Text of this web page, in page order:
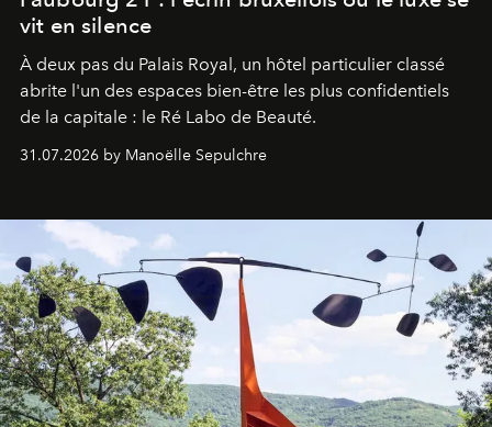
vit en silence
À deux pas du Palais Royal, un hôtel particulier classé
abrite l'un des espaces bien-être les plus confidentiels
de la capitale : le Ré Labo de Beauté.
31.07.2026 by Manoëlle Sepulchre